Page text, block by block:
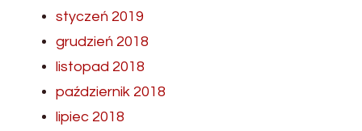
styczeń 2019
grudzień 2018
listopad 2018
październik 2018
lipiec 2018